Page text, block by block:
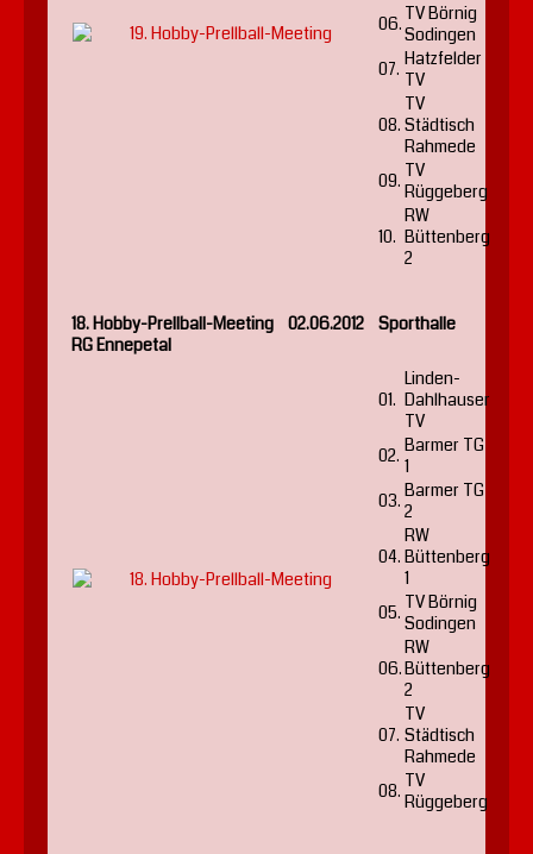
06. TV Börnig
Sodingen
07. Hatzfelder
TV
08.
TV
Städtisch
Rahmede
09. TV
Rüggeberg
10.
RW
Büttenberg
2
18. Hobby-Prellball-Meeting 02.06.2012 Sporthalle
RG Ennepetal
01.
Linden-
Dahlhauser
TV
02. Barmer TG
1
03. Barmer TG
2
04.
RW
Büttenberg
1
05. TV Börnig
Sodingen
06.
RW
Büttenberg
2
07.
TV
Städtisch
Rahmede
08. TV
Rüggeberg